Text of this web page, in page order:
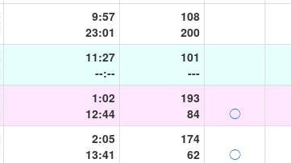
9:57
23:01
108
200
11:27
--:--
101
---
1:02
12:44
193
84
◯
2:05
13:41
174
62
◯